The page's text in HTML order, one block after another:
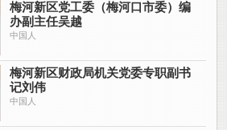
梅河新区党工委（梅河口市委）编
办副主任吴越
中国人
梅河新区财政局机关党委专职副书
记刘伟
中国人